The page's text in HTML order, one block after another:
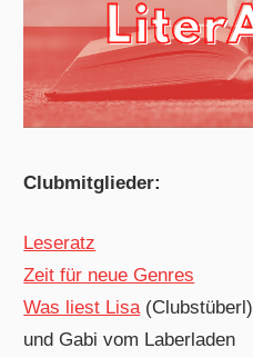
Clubmitglieder:
Leseratz
Zeit für neue Genres
Was liest Lisa(Clubstüberl)
und Gabi vom Laberladen